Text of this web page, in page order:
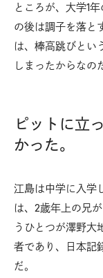
ところが、大学1
の後は調子を落と
は、棒高跳びとい
しまったからなの
ピットに立
かった。
江島は中学に入学
は、2歳年上の兄
うひとつが澤野大
者であり、日本記
だ。